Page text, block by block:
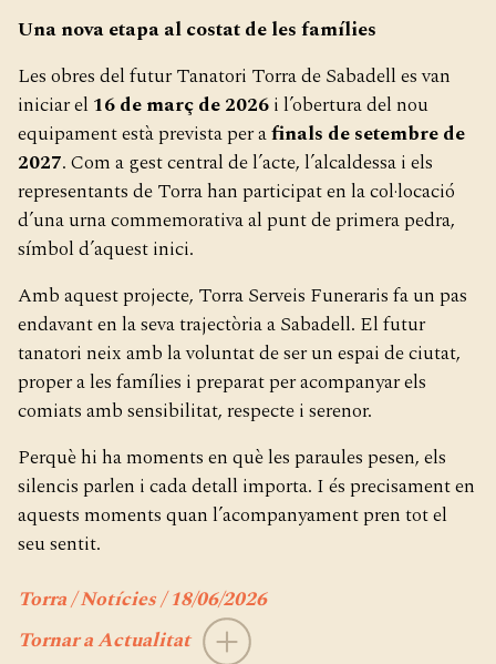
Una nova etapa al costat de les famílies
Les obres del futur Tanatori Torra de Sabadell es van
iniciar el16 de març de 2026i l’obertura del nou
equipament està prevista per afinals de setembre de
2027. Com a gest central de l’acte, l’alcaldessa i els
representants de Torra han participat en la col·locació
d’una urna commemorativa al punt de primera pedra,
símbol d’aquest inici.
Amb aquest projecte, Torra Serveis Funeraris fa un pas
endavant en la seva trajectòria a Sabadell. El futur
tanatori neix amb la voluntat de ser un espai de ciutat,
proper a les famílies i preparat per acompanyar els
comiats amb sensibilitat, respecte i serenor.
Perquè hi ha moments en què les paraules pesen, els
silencis parlen i cada detall importa. I és precisament en
aquests moments quan l’acompanyament pren tot el
seu sentit.
Torra / Notícies / 18/06/2026
Tornar a Actualitat